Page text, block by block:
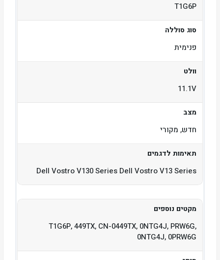
T1G6P
סוג סוללה
פנימית
וולט
11.1V
מצב
חדש, מקורי
תאימות לדגמים
Dell Vostro V130 Series Dell Vostro V13 Series
מקטים נוספים
T1G6P, 449TX, CN-0449TX, 0NTG4J, PRW6G,
0NTG4J, 0PRW6G